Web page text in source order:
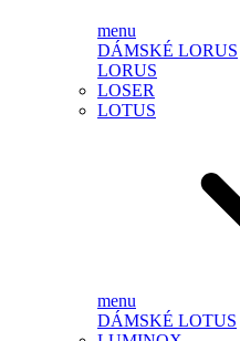
menu
DÁMSKÉ LORUS
LORUS
LOSER
LOTUS
menu
DÁMSKÉ LOTUS